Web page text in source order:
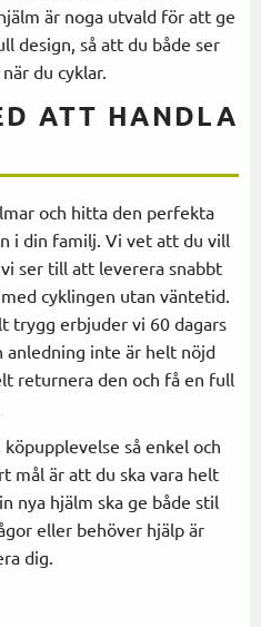
är noga utvald för att ge
design, så att du både ser
du cyklar.
ATT HANDLA
och hitta den perfekta
i din familj. Vi vet att du vill
ser till att leverera snabbt
cyklingen utan väntetid.
trygg erbjuder vi 60 dagars
anledning inte är helt nöjd
returnera den och få en full
så enkel och
mål är att du ska vara helt
nya hjälm ska ge både stil
eller behöver hjälp är
dig.